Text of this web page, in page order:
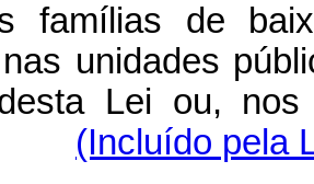
famílias de
unidades
Lei ou,
(Incluído pela